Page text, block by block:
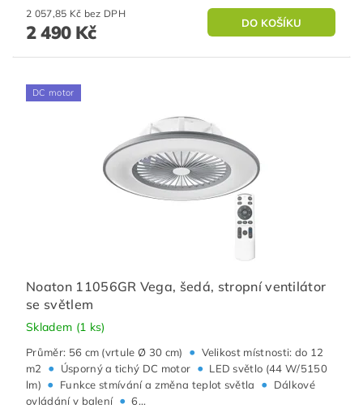
2 057,85 Kč bez DPH
2 490 Kč
DC motor
Noaton 11056GR Vega, šedá, stropní ventilátor
se světlem
Skladem (1 ks)
Průměr: 56 cm (vrtule Ø 30 cm) • Velikost místnosti: do 12
m2
• Úsporný a tichý DC motor • LED světlo (44 W/5150
lm) • Funkce stmívání a změna teplot světla •
Dálkové
ovládání v balení • 6...